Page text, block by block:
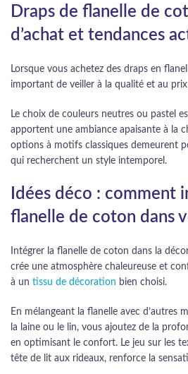
Draps de flanelle de
d’achat et tendances
Lorsque vous achetez des draps en
important de veiller à la qualité et au
Le choix de couleurs neutres ou pastel
apportent une ambiance apaisante à la
options à motifs classiques demeurent
qui recherchent un style intemporel.
Idées déco : comment
flanelle de coton dans
Intégrer la flanelle de coton dans la
crée une atmosphère chaleureuse et
à un tissu de décoration bien choisi.
En mélangeant la flanelle avec d’autres
la laine ou le lin, vous ajoutez de la
en optimisant le confort. Le jeu sur les
tête de lit aux rideaux, renforce la